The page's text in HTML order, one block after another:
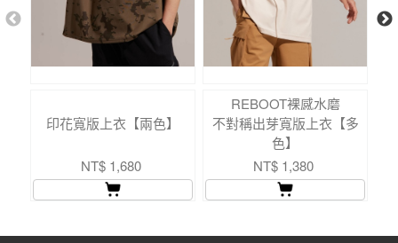
印花寬版上衣【兩色】
NT$ 1,680
REBOOT裸感水磨
不對稱出芽寬版上衣【多
色】
NT$ 1,380